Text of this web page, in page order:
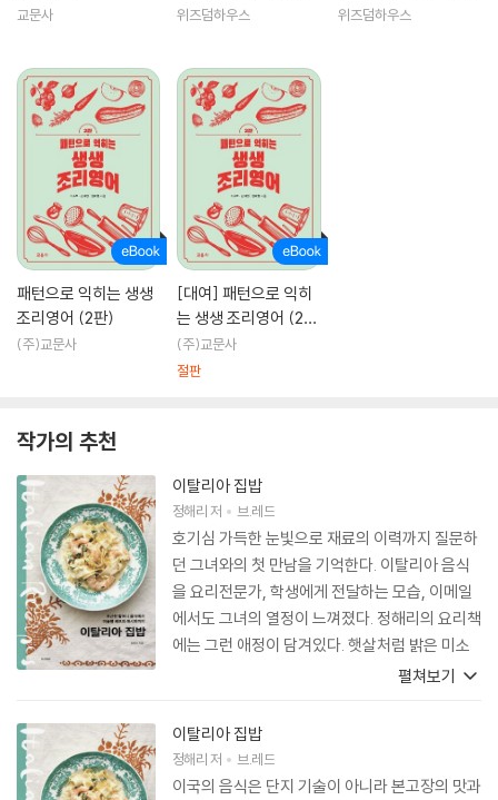
교문사
다
위즈덤하우스
다
위즈덤하우스
패턴으로 익히는 생생
조리영어 (2판)
(주)교문사
[대여] 패턴으로 익히
는 생생 조리영어 (2
판)
(주)교문사
절판
작가의 추천
이탈리아 집밥
정해리저 브.레드
호기심 가득한 눈빛으로 재료의 이력까지 질문하
던 그녀와의 첫 만남을 기억한다. 이탈리아 음식
을 요리전문가, 학생에게 전달하는 모습, 이메일
에서도 그녀의 열정이 느껴졌다. 정해리의 요리책
에는 그런 애정이 담겨있다. 햇살처럼 밝은 미소
를 지닌 그녀의 이탈리아 사랑이 계속되기를 기원
펼쳐보기
이탈리아 집밥
정해리저 브.레드
이국의 음식은 단지 기술이 아니라 본고장의 맛과